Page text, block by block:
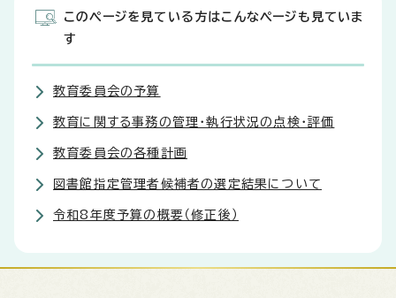
このページを見ている方はこんなページも見ていま
す
教育委員会の予算
教育に関する事務の管理・執行状況の点検・評価
教育委員会の各種計画
図書館指定管理者候補者の選定結果について
令和8年度予算の概要（修正後）